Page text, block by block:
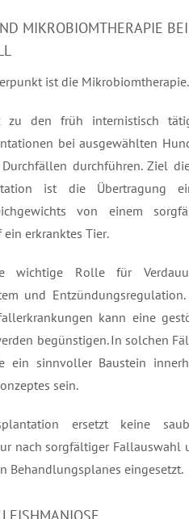
MIKROBIOMTHERAPIE BEI
ist die Mikrobiomtherapie.
zu den früh internistisch
bei ausgewählten
durchführen. Ziel
ist die Übertragung
von einem
erkranktes Tier.
wichtige Rolle für
und Entzündungsregulation.
kann eine
begünstigen. In solchen
ein sinnvoller Baustein
sein.
ersetzt keine
nach sorgfältiger Fallauswahl
Behandlungsplanes eingesetzt.